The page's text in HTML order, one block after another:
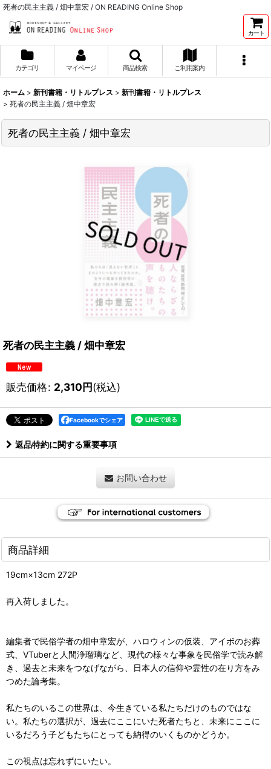
死者の民主主義 / 畑中章宏 / ON READING Online Shop
カート
カテゴリ マイページ 商品検索 ご利用案内
ホーム > 新刊書籍・リトルプレス > 新刊書籍・リトルプレス
> 死者の民主主義 / 畑中章宏
死者の民主主義 / 畑中章宏
死者の民主主義 / 畑中章宏
販売価格: 2,310円(税込)
Facebookでシェア
返品特約に関する重要事項
お問い合わせ
商品詳細
19cm×13cm 272P
再入荷しました。
編集者で民俗学者の畑中章宏が、ハロウィンの仮装、アイボのお葬
式、VTuberと人間浄瑠璃など、現代の様々な事象を民俗学で読み解
き、過去と未来をつなげながら、日本人の信仰や霊性の在り方をみ
つめた論考集。
私たちのいるこの世界は、今生きている私たちだけのものではな
い。私たちの選択が、過去にここにいた死者たちと、未来にここに
いるだろう子どもたちにとっても納得のいくものかどうか。
この視点は忘れずにいたい。